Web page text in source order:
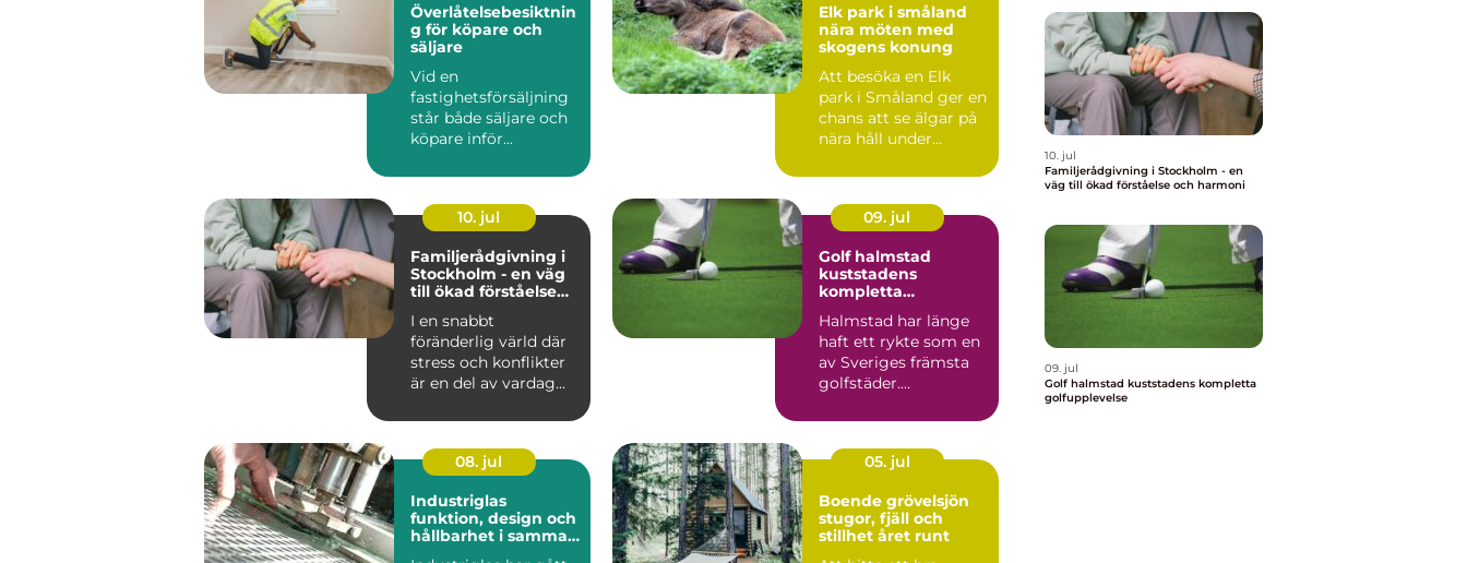
Överlåtelsebesiktnin
g för köpare och
säljare
Vid en
fastighetsförsäljning
står både säljare och
köpare inför...
Elk park i småland
nära möten med
skogens konung
Att besöka en Elk
park i Småland ger en
chans att se älgar på
nära håll under
for...
10. jul
Familjerådgivning i
Stockholm - en väg
till ökad förståelse
I en snabbt
föränderlig värld där
stress och konflikter
är en del av vardag...
09. jul
Golf halmstad
kuststadens
kompletta
Halmstad har länge
haft ett rykte som en
av Sveriges främsta
golfstäder.
havsnära b...
08. jul
Industriglas
funktion, design och
hållbarhet i samma
05. jul
Boende grövelsjön
stugor, fjäll och
stillhet året runt
10. jul
Familjerådgivning i Stockholm - en
väg till ökad förståelse och harmoni
09. jul
Golf halmstad kuststadens kompletta
golfupplevelse